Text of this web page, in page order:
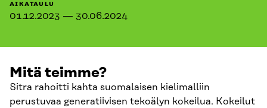
AIKATAULU
01.12.2023 — 30.06.2024
Mitä teimme?
Sitra rahoitti kahta suomalaisen kielimalliin
perustuvaa generatiivisen tekoälyn kokeilua. Kokeilut